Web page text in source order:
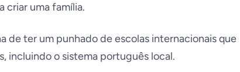
criar uma família.
de ter um punhado de escolas internacionais que
incluindo o sistema português local.